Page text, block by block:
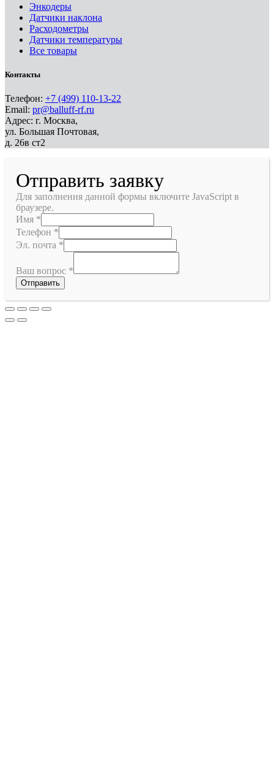
Энкодеры
Датчики наклона
Расходометры
Датчики температуры
Все товары
Контакты
Телефон: +7 (499) 110-13-22
Email: pr@balluff-rf.ru
Адрес: г. Москва,
ул. Большая Почтовая,
д. 26в ст2
Отправить заявку
Для заполнения данной формы включите JavaScript в
браузере.
Имя *
Телефон *
Эл. почта *
Ваш вопрос *
Отправить